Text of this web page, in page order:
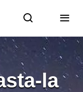
la